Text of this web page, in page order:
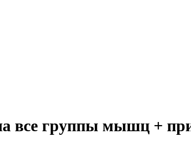
все группы мышц +